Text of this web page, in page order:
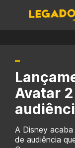
Avatar
A Disney
de audiência